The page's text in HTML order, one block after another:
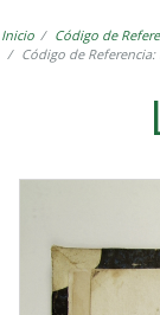
Inicio
Código de
Código de Referencia: